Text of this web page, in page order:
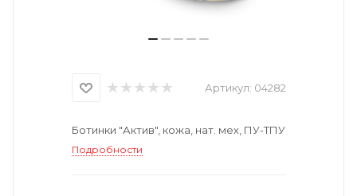
Артикул: 04282
Ботинки "Актив", кожа, нат. мех, ПУ-ТПУ
Подробности